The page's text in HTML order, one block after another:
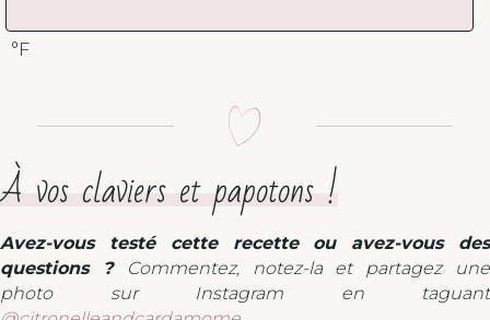
°F
À vos claviers et papotons !
Avez-vous testé cette recette ou avez-vous des
questions ?
Commentez, notez-la et partagez une
photo sur Instagram en taguant